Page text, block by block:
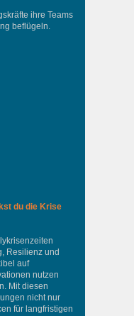
ihre Teams
beflügeln.
du die Krise
Resilienz und
auf
nutzen
Mit diesen
nicht nur
für langfristigen